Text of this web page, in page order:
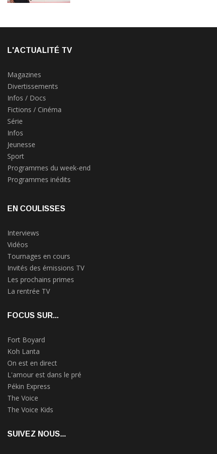
L'ACTUALITÉ TV
Magazines
Divertissements
Infos / Docs
Fictions / Cinéma
Série
Infos
Jeunesse
Sport
Programmes du week-end
Programmes inédits
EN COULISSES
Interviews
Vidéos
Tournages en cours
Invités des émissions TV
Les prochains primes
La rentrée TV
FOCUS SUR...
Fort Boyard
Koh Lanta
On est en direct
L'amour est dans le pré
Pékin Express
The Voice
The Voice Kids
SUIVEZ NOUS...